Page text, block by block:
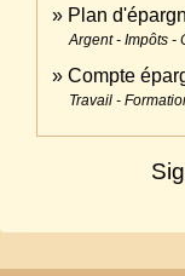
Plan
Argent - Impôts -
Compte
Travail -